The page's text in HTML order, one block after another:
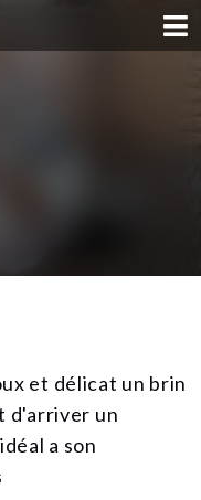
et délicat un brin
d'arriver un
a son